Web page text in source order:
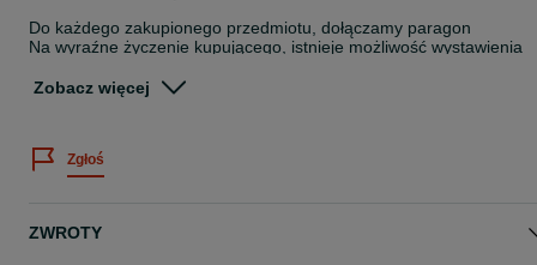
Do każdego zakupionego przedmiotu, dołączamy paragon
Na wyraźne życzenie kupującego, istnieje możliwość wystawienia
Zapraszamy również do obejrzenia przedmiotu, oraz odbioru
osobistego pod adresem:
38-300 Gorlice
Zobacz więcej
Zgłoś
ZWROTY